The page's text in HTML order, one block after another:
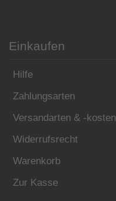
Einkaufen
Hilfe
Zahlungsarten
Versandarten & -kosten
Widerrufsrecht
Warenkorb
Zur Kasse